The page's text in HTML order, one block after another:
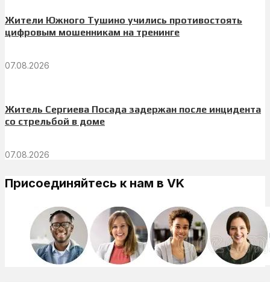
Жители Южного Тушино учились противостоять
цифровым мошенникам на тренинге
07.08.2026
Житель Сергиева Посада задержан после инцидента
со стрельбой в доме
07.08.2026
Присоединяйтесь к нам в VK